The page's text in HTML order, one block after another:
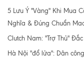
5 Lưu Ý "Vàng" Khi Mua
Nghĩa & Đúng Chuẩn
Clutch Nam: "Trợ Thủ"
Hà Nội "đổ lửa": Dân